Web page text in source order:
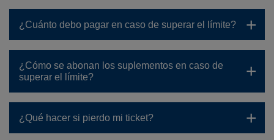
¿Cuánto debo pagar en caso de superar el límite?
¿Cómo se abonan los suplementos en caso de
superar el límite?
¿Qué hacer si pierdo mi ticket?